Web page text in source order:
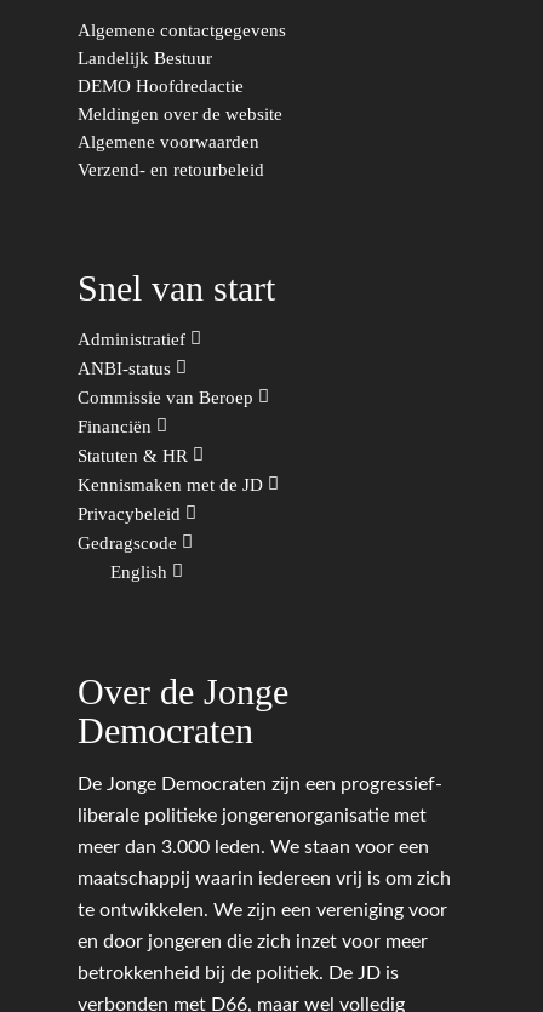
k
Algemene contactgegevens
Landelijk Bestuur
DEMO Hoofdredactie
Meldingen over de website
Algemene voorwaarden
Verzend- en retourbeleid
Snel van start
Administratief
ANBI-status
Commissie van Beroep
Financiën
Statuten & HR
Kennismaken met de JD
Privacybeleid
Gedragscode
English
Over de Jonge
Democraten
De Jonge Democraten zijn een progressief-
liberale politieke jongerenorganisatie met
meer dan 3.000 leden. We staan voor een
maatschappij waarin iedereen vrij is om zich
te ontwikkelen. We zijn een vereniging voor
en door jongeren die zich inzet voor meer
betrokkenheid bij de politiek. De JD is
verbonden met D66, maar wel volledig